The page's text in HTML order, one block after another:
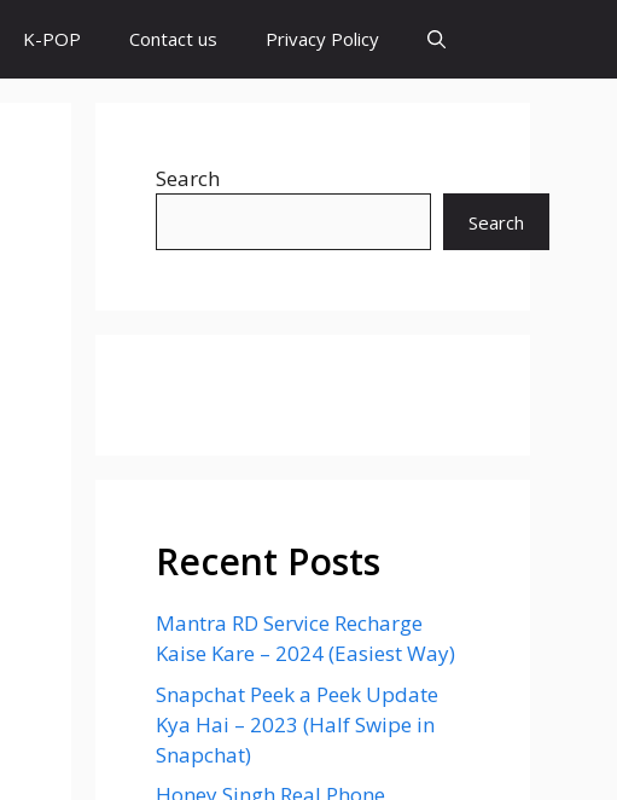
K-POP Contact us Privacy Policy
Search
Search
Recent Posts
Mantra RD Service Recharge
Kaise Kare – 2024 (Easiest Way)
Snapchat Peek a Peek Update
Kya Hai – 2023 (Half Swipe in
Snapchat)